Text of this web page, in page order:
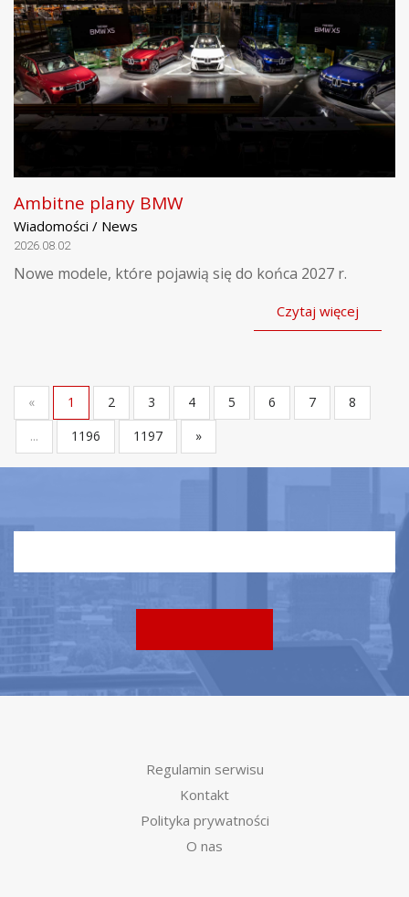
Ambitne plany BMW
Wiadomości / News
2026.08.02
Nowe modele, które pojawią się do końca 2027 r.
Czytaj więcej
« 1 2 3 4 5 6 7
8
...
1196 1197 »
Regulamin serwisu
Kontakt
Polityka prywatności
O nas